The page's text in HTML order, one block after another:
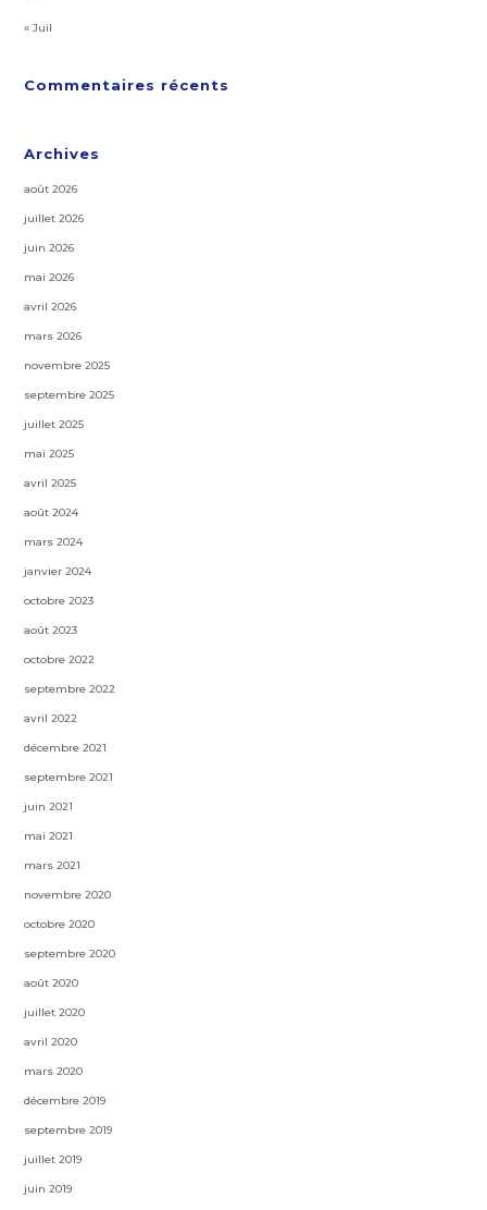
« Juil
Commentaires récents
Archives
août 2026
juillet 2026
juin 2026
mai 2026
avril 2026
mars 2026
novembre 2025
septembre 2025
juillet 2025
mai 2025
avril 2025
août 2024
mars 2024
janvier 2024
octobre 2023
août 2023
octobre 2022
septembre 2022
avril 2022
décembre 2021
septembre 2021
juin 2021
mai 2021
mars 2021
novembre 2020
octobre 2020
septembre 2020
août 2020
juillet 2020
avril 2020
mars 2020
décembre 2019
septembre 2019
juillet 2019
juin 2019